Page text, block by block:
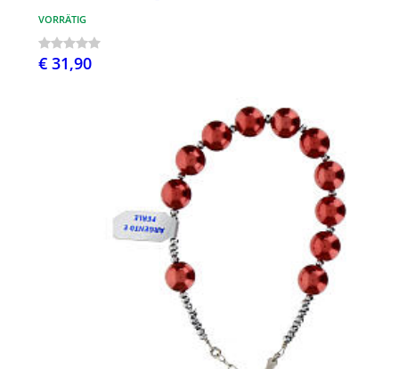
VORRÄTIG
€ 31,90